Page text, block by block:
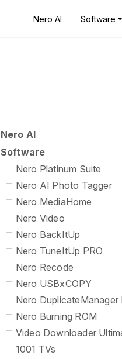
Nero AI Software
Nero AI
Software
Nero Platinum Suite
Nero AI Photo Tagger
Nero MediaHome
Nero Video
Nero BackItUp
Nero TuneItUp PRO
Nero Recode
Nero USBxCOPY
Nero DuplicateManager
Nero Burning ROM
Video Downloader
1001 TVs